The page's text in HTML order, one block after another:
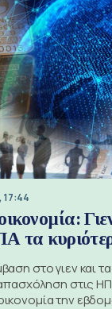
17:44
τα
στο γιεν και
απασχόληση στις
την